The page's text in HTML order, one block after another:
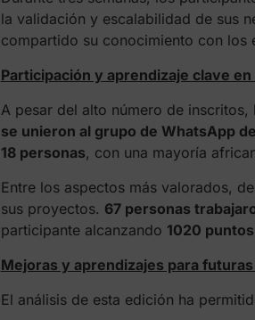
la validación y escalabilidad de sus
compartido su conocimiento con los
Participación y aprendizaje clave
A pesar del alto número de
se unieron al grupo de WhatsApp
18 personas, con una mayoría
Entre los aspectos más valorados,
sus proyectos. 67 personas
participante alcanzando 1020 puntos
Mejoras y aprendizajes para
El análisis de esta edición ha